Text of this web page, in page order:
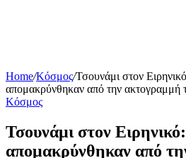
Home/Κόσμος/Τσουνάμι στον
απομακρύνθηκαν από την ακτογραμμή
Κόσμος
Τσουνάμι στον
απομακρύνθηκαν από